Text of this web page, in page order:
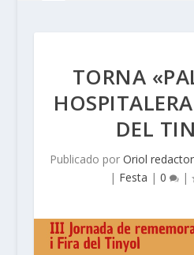
TORNA
DEL
Publicado porOriol
| Festa | 0 |